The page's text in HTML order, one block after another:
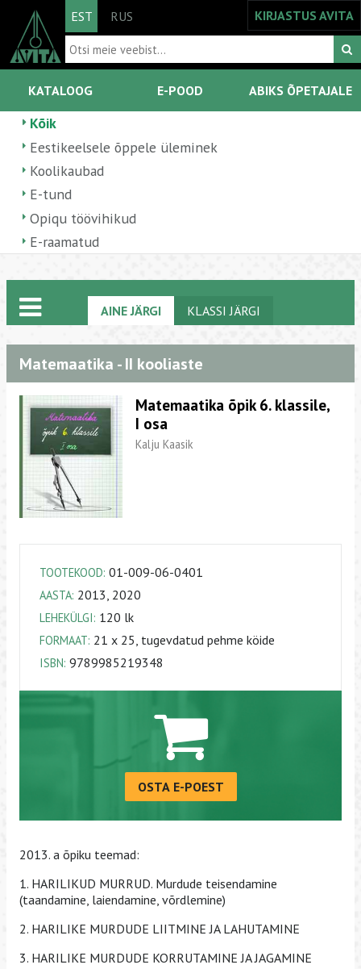
EST RUS KIRJASTUS AVITA
KATALOOG E-POOD ABIKS ÕPETAJALE
Kõik
Eestikeelsele õppele üleminek
Koolikaubad
E-tund
Opiqu töövihikud
E-raamatud
AINE JÄRGI KLASSI JÄRGI
Matemaatika - II kooliaste
Matemaatika õpik 6. klassile,
I osa
Kalju Kaasik
TOOTEKOOD: 01-009-06-0401
AASTA: 2013, 2020
LEHEKÜLGI: 120 lk
FORMAAT: 21 x 25, tugevdatud pehme köide
ISBN: 9789985219348
OSTA E-POEST
2013. a õpiku teemad:
1. HARILIKUD MURRUD. Murdude teisendamine
(taandamine, laiendamine, võrdlemine)
2. HARILIKE MURDUDE LIITMINE JA LAHUTAMINE
3. HARILIKE MURDUDE KORRUTAMINE JA JAGAMINE